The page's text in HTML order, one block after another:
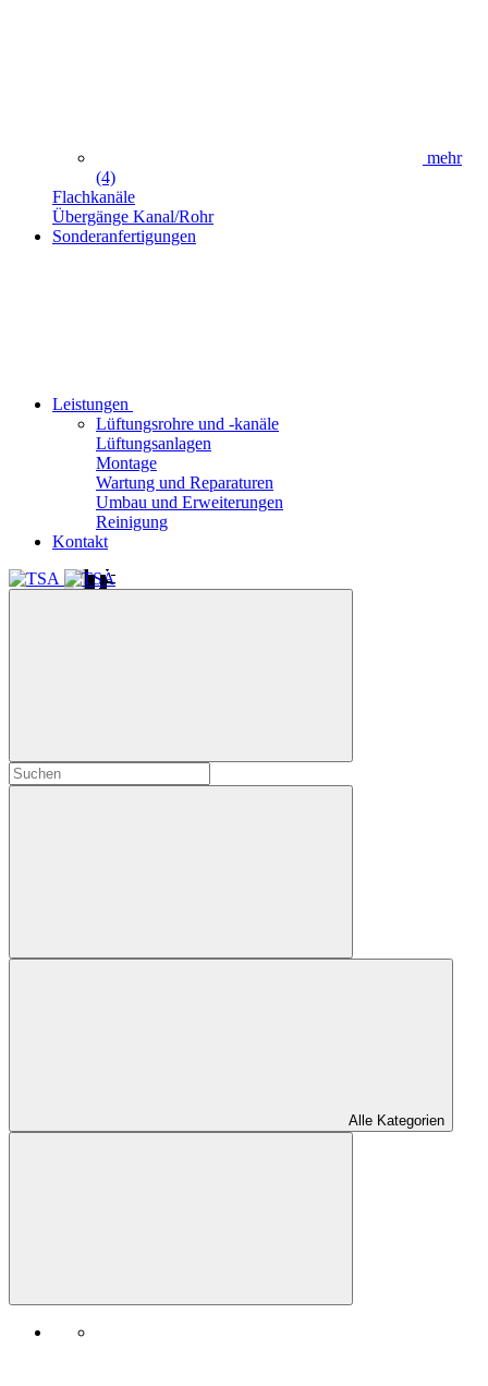
mehr
(4)
Flachkanäle
Übergänge Kanal/Rohr
Sonderanfertigungen
Leistungen
Lüftungsrohre und -kanäle
Lüftungsanlagen
Montage
Wartung und Reparaturen
Umbau und Erweiterungen
Reinigung
Kontakt
Alle Kategorien